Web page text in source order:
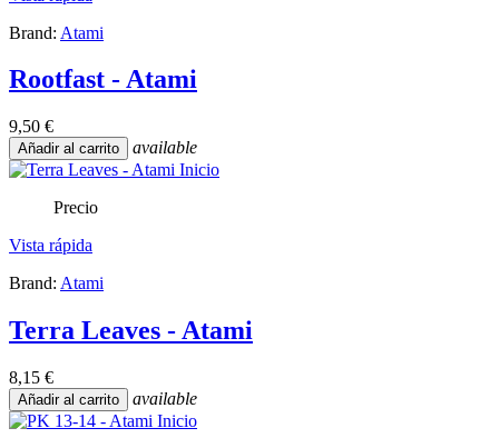
Brand: Atami
Rootfast - Atami
9,50 €
Añadir al carrito available
Precio
Vista rápida
Brand: Atami
Terra Leaves - Atami
8,15 €
Añadir al carrito available